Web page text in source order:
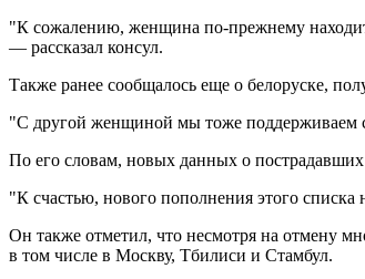
"К сожалению, женщина по-прежнему
— рассказал консул.
Также ранее сообщалось еще о белоруске,
"С другой женщиной мы тоже поддерживаем
По его словам, новых данных о
"К счастью, нового пополнения этого списка
Он также отметил, что несмотря на отмену
в том числе в Москву, Тбилиси и Стамбул.